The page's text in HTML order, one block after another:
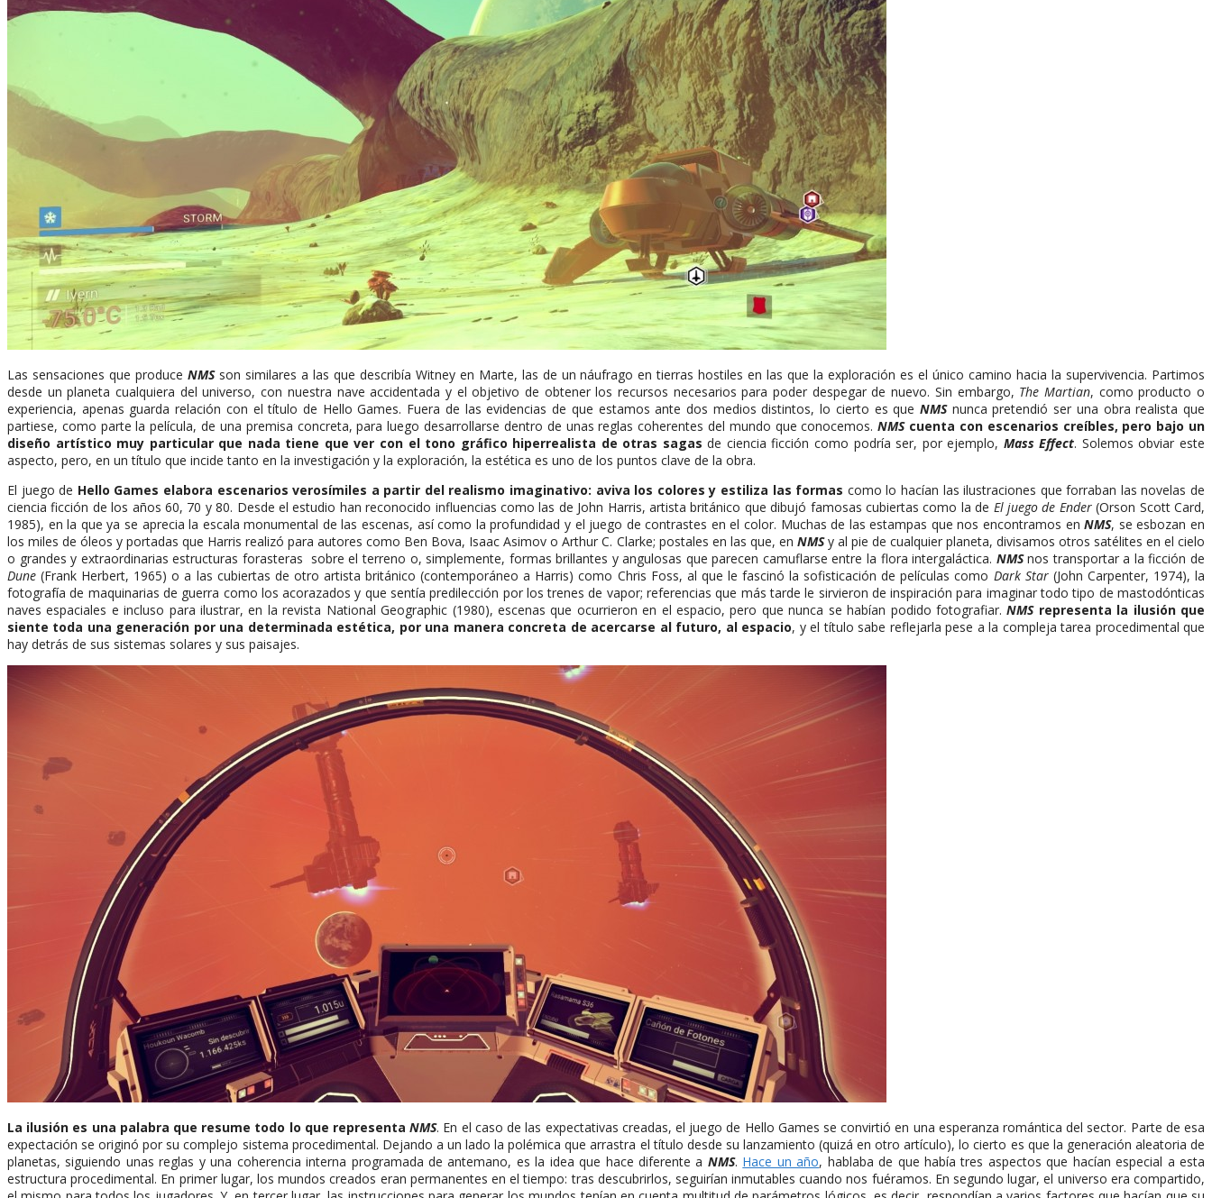
Las sensaciones que produce NMSson similares a las que describía Witney en Marte, las de un náufrago en tierras hostiles en las que la exploración es el único camino hacia la supervivencia. Partimos
desde un planeta cualquiera del universo, con nuestra nave accidentada y el objetivo de obtener los recursos necesarios para poder despegar de nuevo. Sin embargo, The Martian, como producto o
experiencia, apenas guarda relación con el título de Hello Games. Fuera de las evidencias de que estamos ante dos medios distintos, lo cierto es que NMSnunca pretendió ser una obra realista que
partiese, como parte la película, de una premisa concreta, para luego desarrollarse dentro de unas reglas coherentes del mundo que conocemos.NMS cuenta con escenarios creíbles, pero bajo un
diseño artístico muy particular que nada tiene que ver con el tono gráfico hiperrealista de otras sagas de ciencia ficción como podría ser, por ejemplo, Mass Effect. Solemos obviar este
aspecto, pero, en un título que incide tanto en la investigación y la exploración, la estética es uno de los puntos clave de la obra.
El juego de Hello Games elabora escenarios verosímiles a partir del realismo imaginativo: aviva los colores y estiliza las formas como lo hacían las ilustraciones que forraban las novelas de
ciencia ficción de los años 60, 70 y 80. Desde el estudio han reconocido influencias como las de John Harris, artista británico que dibujó famosas cubiertas como la de El juego de Ender(Orson Scott Card,
1985), en la que ya se aprecia la escala monumental de las escenas, así como la profundidad y el juego de contrastes en el color. Muchas de las estampas que nos encontramos enNMS, se esbozan en
los miles de óleos y portadas que Harris realizó para autores como Ben Bova, Isaac Asimov o Arthur C. Clarke; postales en las que, en NMSy al pie de cualquier planeta, divisamos otros satélites en el cielo
o grandes y extraordinarias estructuras forasteras sobre el terreno o, simplemente, formas brillantes y angulosas que parecen camuflarse entre la flora intergaláctica. NMSnos transportar a la ficción de
Dune (Frank Herbert, 1965) o a las cubiertas de otro artista británico (contemporáneo a Harris) como Chris Foss, al que le fascinó la sofisticación de películas como Dark Star(John Carpenter, 1974), la
fotografía de maquinarias de guerra como los acorazados y que sentía predilección por los trenes de vapor; referencias que más tarde le sirvieron de inspiración para imaginar todo tipo de mastodónticas
naves espaciales e incluso para ilustrar, en la revista National Geographic (1980), escenas que ocurrieron en el espacio, pero que nunca se habían podido fotografiar.NMS representa la ilusión que
siente toda una generación por una determinada estética, por una manera concreta de acercarse al futuro, al espacio, y el título sabe reflejarla pese a la compleja tarea procedimental que
hay detrás de sus sistemas solares y sus paisajes.
La ilusión es una palabra que resume todo lo que representaNMS. En el caso de las expectativas creadas, el juego de Hello Games se convirtió en una esperanza romántica del sector. Parte de esa
expectación se originó por su complejo sistema procedimental. Dejando a un lado la polémica que arrastra el título desde su lanzamiento (quizá en otro artículo), lo cierto es que la generación aleatoria de
planetas, siguiendo unas reglas y una coherencia interna programada de antemano, es la idea que hace diferente a NMS. Hace un año, hablaba de que había tres aspectos que hacían especial a esta
estructura procedimental. En primer lugar, los mundos creados eran permanentes en el tiempo: tras descubrirlos, seguirían inmutables cuando nos fuéramos. En segundo lugar, el universo era compartido,